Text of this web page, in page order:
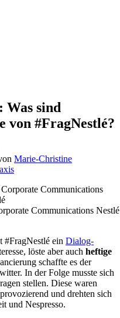
Was sind
von #FragNestlé?
Marie-Christine
Communications Nestlé
#FragNestlé ein Dialog-
löste aber auch heftige
schaffte es der
In der Folge musste sich
stellen. Diese waren
und drehten sich
und Nespresso.